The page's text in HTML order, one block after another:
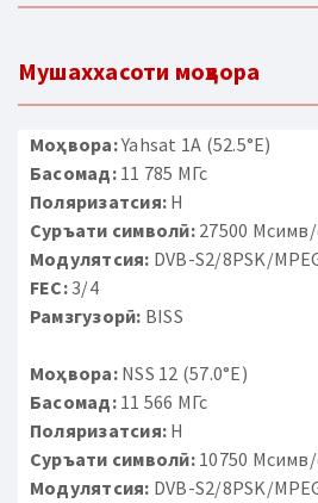
Мушаххасоти моҳвора
Моҳвора:Yahsat 1A (52.5°E)
Басомад:11 785 МГс
Поляризатсия: H
Суръати символӣ:27500 Мсимв/
Модулятсия: DVB-S2/8PSK/
FEC:3/4
Рамзгузорӣ: BISS
Моҳвора:NSS 12 (57.0°E)
Басомад:11 566 МГс
Поляризатсия: H
Суръати символӣ:10750 Мсимв/
Модулятсия: DVB-S2/8PSK/